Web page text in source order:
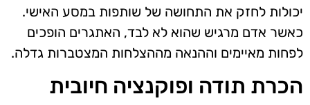
יכולות לחזק את התחושה של שותפות במסע האישי.
כאשר אדם מרגיש שהוא לא לבד, האתגרים הופכים
לפחות מאיימים וההנאה מההצלחות המצטברות גדלה.
הכרת תודה ופוקנציה חיובית